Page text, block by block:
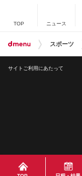
TOP ニュース
スポーツ
サイトご利用にあたって